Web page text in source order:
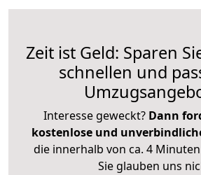
Zeit ist Geld: Sparen
schnellen und
Interesse geweckt? Dann
kostenlose und
die innerhalb von ca. 4
Sie glauben uns